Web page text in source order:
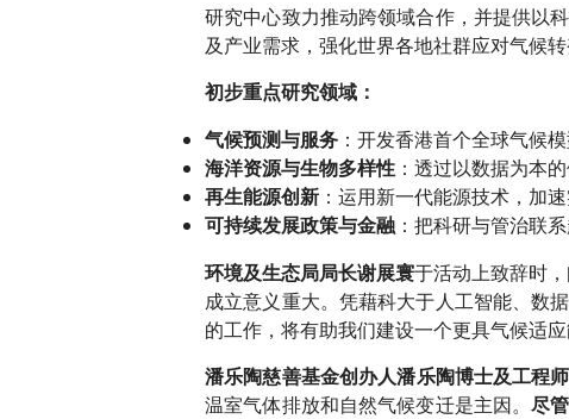
研究中心致力推动跨领域合作，并提供以
及产业需求，强化世界各地社群应对气候
初步重点研究领域：
气候预测与服务 ：开发香港首个全球气候
海洋资源与生物多样性 ：透过以数据为本
再生能源创新 ：运用新一代能源技术，加速
可持续发展政策与金融 ：把科研与管治联
环境及生态局局长谢展寰于活动上致辞时
成立意义重大。凭藉科大于人工智能、数
的工作，将有助我们建设一个更具气候适
潘乐陶慈善基金创办人潘乐陶博士及工程师
温室气体排放和自然气候变迁是主因。尽管